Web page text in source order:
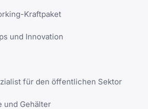
Kraftpaket
und Innovation
für den öffentlichen Sektor
und Gehälter